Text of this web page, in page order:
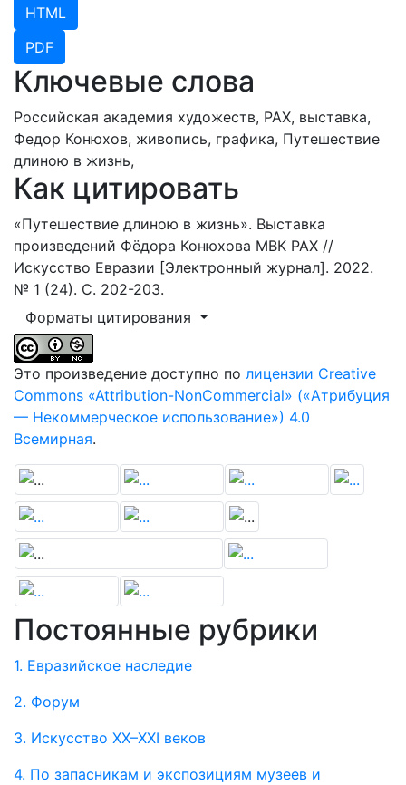
HTML
PDF
Ключевые слова
Российская академия художеств, РАХ, выставка,
Федор Конюхов, живопись, графика, Путешествие
длиною в жизнь,
Как цитировать
«Путешествие длиною в жизнь». Выставка
произведений Фёдора Конюхова МВК РАХ //
Искусство Евразии [Электронный журнал]. 2022.
№ 1 (24). С. 202-203.
Форматы цитирования
Это произведение доступно по лицензии Creative
Commons «Attribution-NonCommercial» («Атрибуция
— Некоммерческое использование») 4.0
Всемирная.
Постоянные рубрики
1. Евразийское наследие
2. Форум
3. Искусство XX–XXI веков
4. По запасникам и экспозициям музеев и